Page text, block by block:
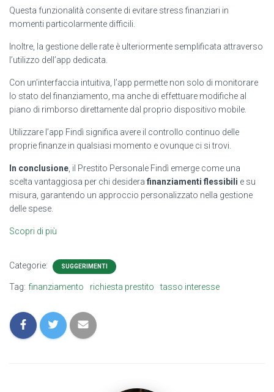
Questa funzionalità consente di evitare stress finanziari in
momenti particolarmente difficili.
Inoltre, la gestione delle rate è ulteriormente semplificata attraverso
l’utilizzo dell’app dedicata.
Con un’interfaccia intuitiva, l’app permette non solo di monitorare
lo stato del finanziamento, ma anche di effettuare modifiche al
piano di rimborso direttamente dal proprio dispositivo mobile.
Utilizzare l’app Findì significa avere il controllo continuo delle
proprie finanze in qualsiasi momento e ovunque ci si trovi.
In conclusione , il Prestito Personale Findì emerge come una
scelta vantaggiosa per chi desidera finanziamenti flessibili e su
misura, garantendo un approccio personalizzato nella gestione
delle spese.
Scopri di più
Categorie: SUGGERIMENTI
Tag: finanziamento richiesta prestito tasso interesse